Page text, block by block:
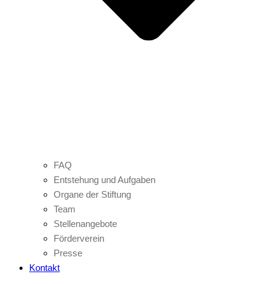
FAQ
Entstehung und Aufgaben
Organe der Stiftung
Team
Stellenangebote
Förderverein
Presse
Kontakt